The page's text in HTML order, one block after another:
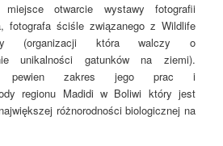
otwarcie wystawy fotografii
fotografa ściśle związanego z Wildlife
(organizacji która walczy o
unikalności gatunków na ziemi).
pewien zakres jego prac i
regionu Madidi w Boliwi który jest
różnorodności biologicznej na